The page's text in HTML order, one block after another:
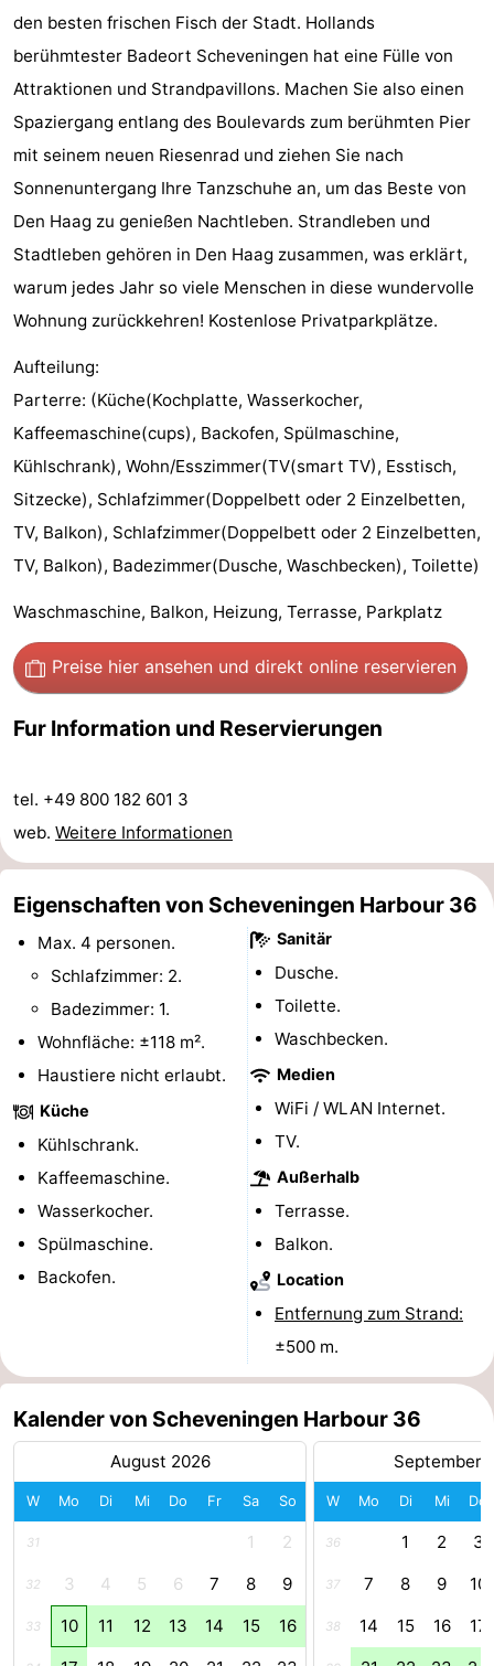
Städte
Führungen
Sport
-
Radfahren
-
Wandern
-
Golfplatze
-
Surfen
-
Sportangeln
Shoppen
Essen
und
trinken
Veranstaltungen
Praktisch
Forum
Route
-
Adressen
Region
Nordholland
-
Schoorlse
Bergen
Zee
Alkmaar
-
Egmond
aan
Zee
Noordhollands
duinreservaat
-
Wijk
Kennermerland
Haarlem
-
Natur
den besten frischen Fisch der Stadt. Hollands
berühmtester Badeort Scheveningen hat eine Fülle von
Attraktionen und Strandpavillons. Machen Sie also einen
Spaziergang entlang des Boulevards zum berühmten Pier
mit seinem neuen Riesenrad und ziehen Sie nach
Sonnenuntergang Ihre Tanzschuhe an, um das Beste von
Den Haag zu genießen Nachtleben. Strandleben und
Stadtleben gehören in Den Haag zusammen, was erklärt,
warum jedes Jahr so viele Menschen in diese wundervolle
Wohnung zurückkehren! Kostenlose Privatparkplätze.
Aufteilung:
Parterre: (Küche(Kochplatte, Wasserkocher,
Kaffeemaschine(cups), Backofen, Spülmaschine,
Kühlschrank), Wohn/Esszimmer(TV(smart TV), Esstisch,
Sitzecke), Schlafzimmer(Doppelbett oder 2 Einzelbetten,
TV, Balkon), Schlafzimmer(Doppelbett oder 2 Einzelbetten,
TV, Balkon), Badezimmer(Dusche, Waschbecken), Toilette)
Waschmaschine, Balkon, Heizung, Terrasse, Parkplatz
Preise hier ansehen und direkt online reservieren
Fur Information und Reservierungen
tel. +49 800 182 601 3
web. Weitere Informationen
Eigenschaften von Scheveningen Harbour 36
Max. 4 personen.
Schlafzimmer: 2.
Badezimmer: 1.
Wohnfläche: ±118 m².
Haustiere nicht erlaubt.
Küche
Kühlschrank.
Kaffeemaschine.
Wasserkocher.
Spülmaschine.
Backofen.
Sanitär
Dusche.
Toilette.
Waschbecken.
Medien
WiFi / WLAN Internet.
TV.
Außerhalb
Terrasse.
Balkon.
Location
Entfernung zum Strand:
±500 m.
Kalender von Scheveningen Harbour 36
August 2026
W Mo Di Mi Do Fr Sa So
31 1 2
32 3 4 5 6 7 8 9
33 10 11 12 13 14 15 16
September
W Mo Di Mi Do
36 1 2 3
37 7 8 9 10
38 14 15 16 17